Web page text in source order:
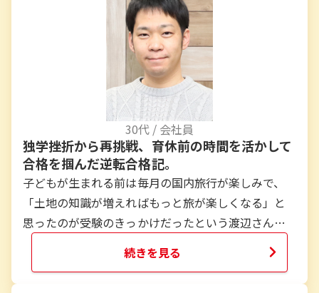
30代 / 会社員
独学挫折から再挑戦、育休前の時間を活かして
合格を掴んだ逆転合格記。
子どもが生まれる前は毎月の国内旅行が楽しみで、
「土地の知識が増えればもっと旅が楽しくなる」と
思ったのが受験のきっかけだったという渡辺さん。
仕事柄、他分野の知識が得にくく、自己啓発として
資格を取りたいとも考えました。以前に一度独学で
続きを見る